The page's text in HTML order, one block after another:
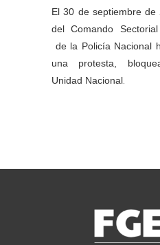
El 30 de septiembre
del Comando
de la Policía Nacional
una protesta,
Unidad Nacional